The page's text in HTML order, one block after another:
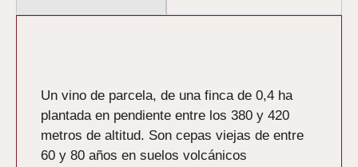
Un vino de parcela, de una finca de 0,4 ha
plantada en pendiente entre los 380 y 420
metros de altitud. Son cepas viejas de entre
60 y 80 años en suelos volcánicos